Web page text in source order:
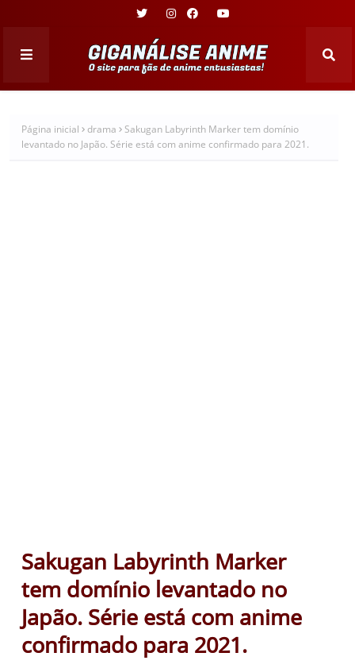
Página inicial drama
Sakugan Labyrinth Marker tem domínio
levantado no Japão. Série está com anime confirmado para 2021.
Sakugan Labyrinth Marker
tem domínio levantado no
Japão. Série está com anime
confirmado para 2021.